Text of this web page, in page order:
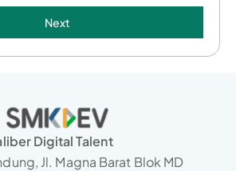
Next
Digital Talent
Jl. Magna Barat Blok MD